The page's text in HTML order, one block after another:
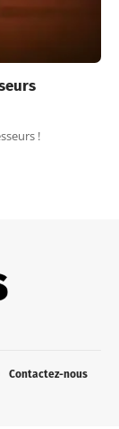
!
Contactez-nous